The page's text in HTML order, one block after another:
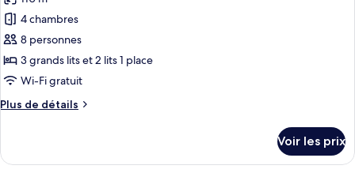
13)
pour
ce
type
de
chambre :
Confort,
compagnie
4 chambres
8 personnes
3 grands lits et 2 lits 1 place
Wi-Fi gratuit
Plus de détails
Plus
le
Voir les prix